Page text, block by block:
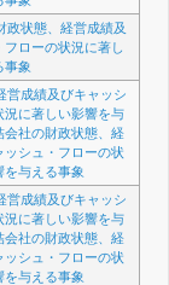
政状態、経営成績及
ローの状況に著し
事象
営成績及びキャッシ
況に著しい影響を与
会社の財政状態、経
ッシュ・フローの状
を与える事象
営成績及びキャッシ
況に著しい影響を与
会社の財政状態、経
ッシュ・フローの状
を与える事象